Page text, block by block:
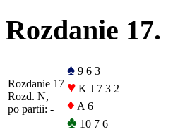
Rozdanie 17.
Rozdanie 17
Rozd. N,
po partii: -
♠ 9 6 3
♥ K J 7 3 2
♦ A 6
♣ 10 7 6